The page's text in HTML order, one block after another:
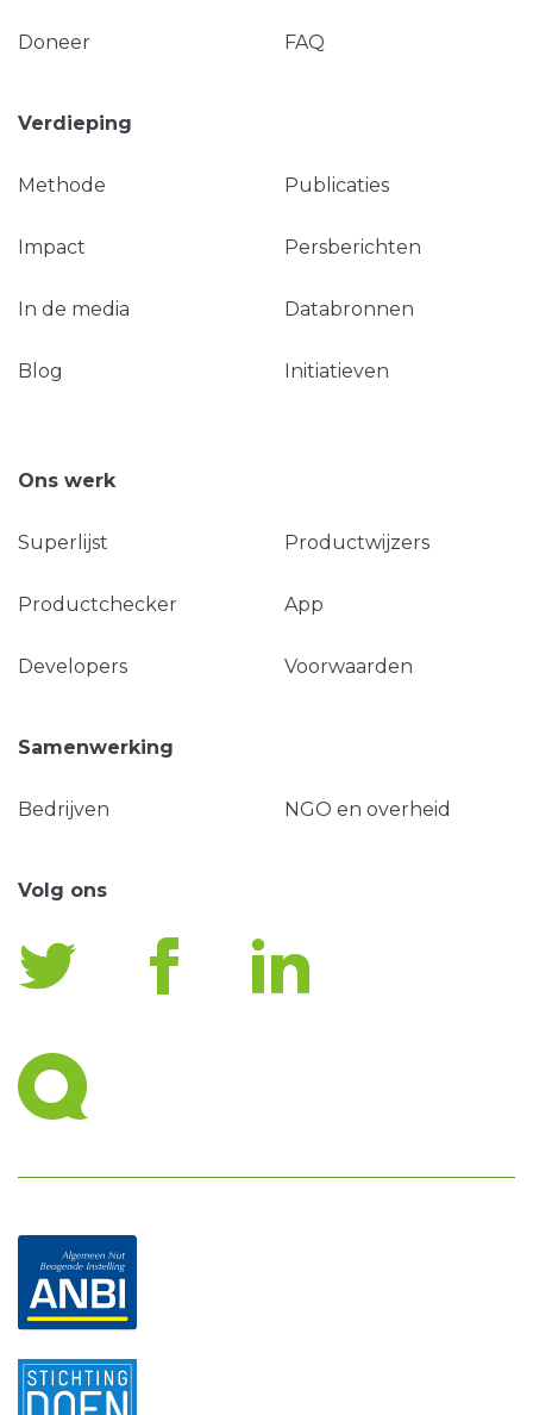
Doneer FAQ
Verdieping
Methode Publicaties
Impact Persberichten
In de media Databronnen
Blog Initiatieven
Ons werk
Superlijst Productwijzers
Productchecker App
Developers Voorwaarden
Samenwerking
Bedrijven NGO en overheid
Volg ons